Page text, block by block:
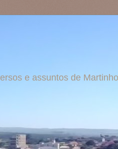
e assuntos de